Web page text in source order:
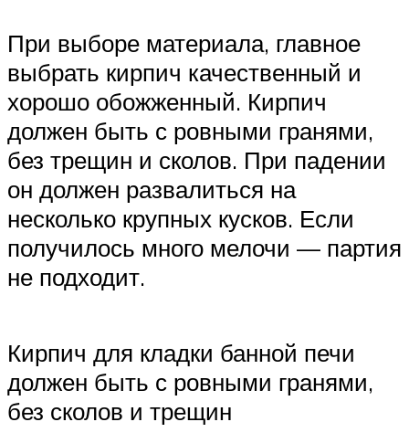
При выборе материала, главное
выбрать кирпич качественный и
хорошо обожженный. Кирпич
должен быть с ровными гранями,
без трещин и сколов. При падении
он должен развалиться на
несколько крупных кусков. Если
получилось много мелочи — партия
не подходит.
Кирпич для кладки банной печи
должен быть с ровными гранями,
без сколов и трещин